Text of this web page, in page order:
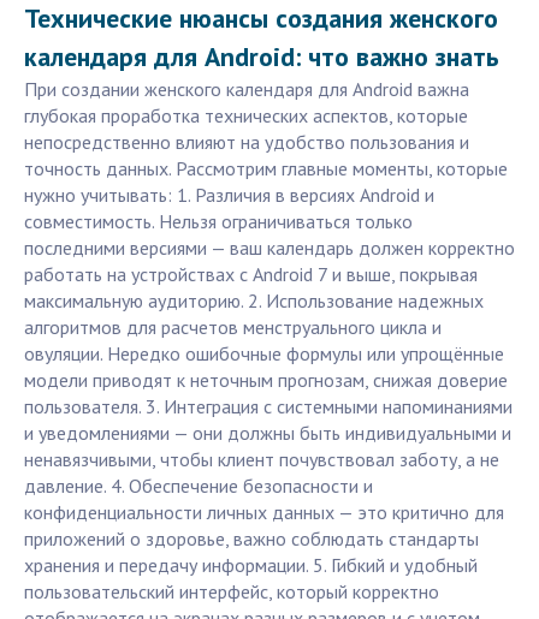
Технические нюансы создания женского
календаря для Android: что важно знать
При создании женского календаря для Android важна
глубокая проработка технических аспектов, которые
непосредственно влияют на удобство пользования и
точность данных. Рассмотрим главные моменты, которые
нужно учитывать: 1. Различия в версиях Android и
совместимость. Нельзя ограничиваться только
последними версиями — ваш календарь должен корректно
работать на устройствах с Android 7 и выше, покрывая
максимальную аудиторию. 2. Использование надежных
алгоритмов для расчетов менструального цикла и
овуляции. Нередко ошибочные формулы или упрощённые
модели приводят к неточным прогнозам, снижая доверие
пользователя. 3. Интеграция с системными напоминаниями
и уведомлениями — они должны быть индивидуальными и
ненавязчивыми, чтобы клиент почувствовал заботу, а не
давление. 4. Обеспечение безопасности и
конфиденциальности личных данных — это критично для
приложений о здоровье, важно соблюдать стандарты
хранения и передачу информации. 5. Гибкий и удобный
пользовательский интерфейс, который корректно